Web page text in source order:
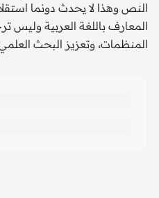
النص وهذا لا يحدث دونما
المعارف باللغة العربية وليس
المنظمات، وتعزيز البحث العلمي